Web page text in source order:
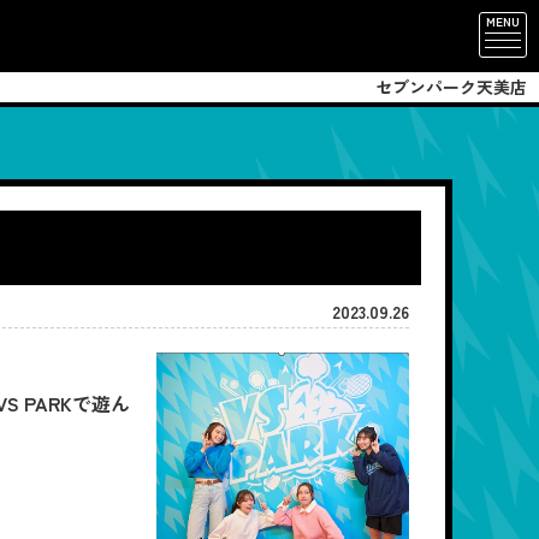
MENU
セブンパーク天美店
2023.09.26
PARKで遊ん